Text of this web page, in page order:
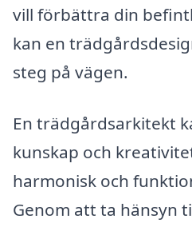
vill förbättra din
kan en
steg på vägen.
En trädgårdsarkitekt
kunskap och
harmonisk och
Genom att ta hänsyn